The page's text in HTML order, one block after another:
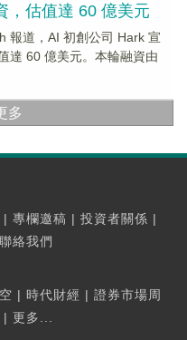
，估值達 60 億美元
報道，AI 初創公司 Hark 宣
達 60 億美元。本輪融資由
多
| 專欄邀稿 | 投資者關係 |
聯絡我們
| 時代財經 | 證券市場周
| 更多...